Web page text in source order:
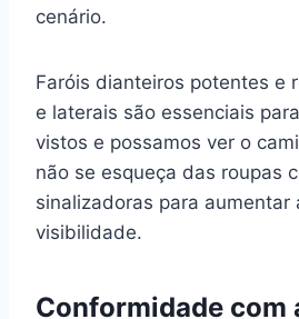
cenário.
Faróis dianteiros potentes e
e laterais são essenciais
vistos e possamos ver o
não se esqueça das roupas
sinalizadoras para aumentar
visibilidade.
Conformidade com